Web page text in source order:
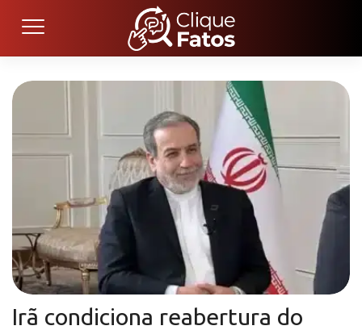
Irã condiciona reabertura do